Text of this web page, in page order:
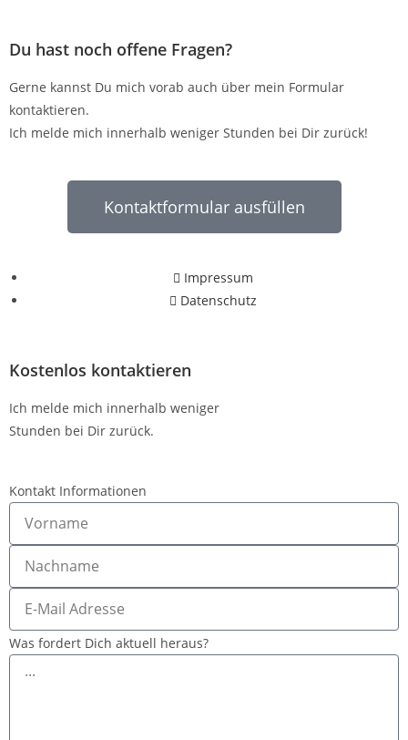
Du hast noch offene Fragen?
Gerne kannst Du mich vorab auch über mein Formular
kontaktieren.
Ich melde mich innerhalb weniger Stunden bei Dir zurück!
Kontaktformular ausfüllen
Impressum
Datenschutz
Kostenlos kontaktieren
Ich melde mich innerhalb weniger
Stunden bei Dir zurück.
Kontakt Informationen
Was fordert Dich aktuell heraus?